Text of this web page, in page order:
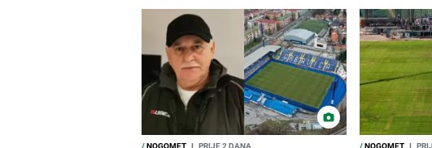
/NOGOMET I PRIJE 2 DANA /NOGOMET I